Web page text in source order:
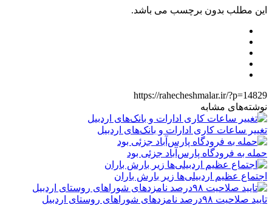
این مطلب بدون برچسب می باشد.
https://rahecheshmalar.ir/?p=14829
نوشته‌های مشابه
تغییر ساعات کاری ادارات و بانک‌های اردبیل
حمله به فرودگاه پارس‌‌آباد جزئی بود
اجتماع عظیم اردبیلی‌ها زیر بارش باران
تایید صلاحیت ۹۸درصد نامزدهای شوراهای روستای اردبیل